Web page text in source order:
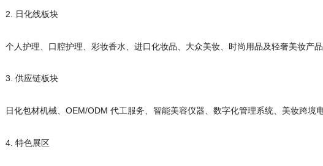
2. 日化线板块
个人护理、口腔护理、彩妆香水、进口化妆品、大众美妆、时尚用品及轻奢美妆产品
3. 供应链板块
日化包材机械、OEM/ODM 代工服务、智能美容仪器、数字化管理系统、美妆跨境
4. 特色展区